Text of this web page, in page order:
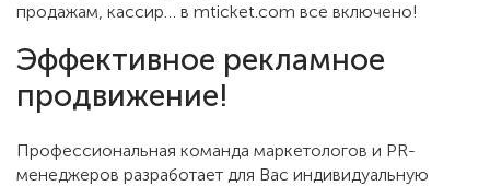
продажам, кассир… в mticket.com все включено!
Эффективное рекламное
продвижение!
Профессиональная команда маркетологов и PR-
менеджеров разработает для Вас индивидуальную